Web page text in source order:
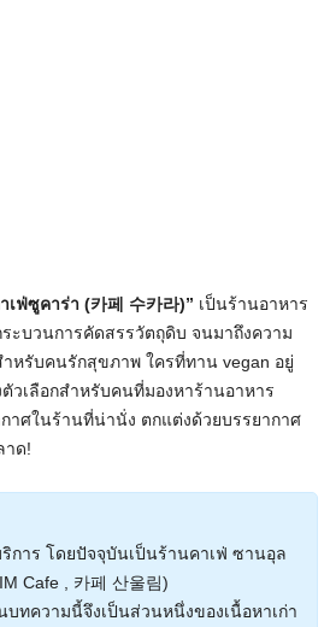
เฟ่ซูคาร่า (카페 수카라)” เป็นร้านอาหาร
ะบวนการคัดสรรวัตถุดิบ จนมาถึงความ
หรับคนรักสุขภาพ ใครที่ทาน vegan อยู่
วเลือกสำหรับคนที่มองหาร้านอาหาร
าศในร้านที่น่านั่ง ตกแต่งด้วยบรรยากาศ
าด!
การ โดยปัจจุบันเป็นร้านคาเฟ่ ซานอุล
Cafe , 카페 산울림)
ทความนี้จึงเป็นส่วนหนึ่งของเนื้อหาเก่า